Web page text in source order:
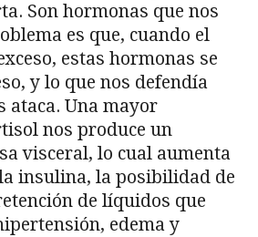
Son hormonas que nos
es que, cuando el
estas hormonas se
y lo que nos defendía
ataca. Una mayor
nos produce un
visceral, lo cual aumenta
insulina, la posibilidad de
de líquidos que
edema y